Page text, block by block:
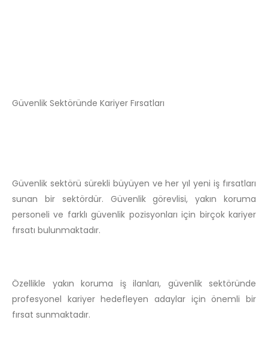
Güvenlik Sektöründe Kariyer Fırsatları
Güvenlik sektörü sürekli büyüyen ve her yıl yeni iş fırsatları
sunan bir sektördür. Güvenlik görevlisi, yakın koruma
personeli ve farklı güvenlik pozisyonları için birçok kariyer
fırsatı bulunmaktadır.
Özellikle yakın koruma iş ilanları, güvenlik sektöründe
profesyonel kariyer hedefleyen adaylar için önemli bir
fırsat sunmaktadır.